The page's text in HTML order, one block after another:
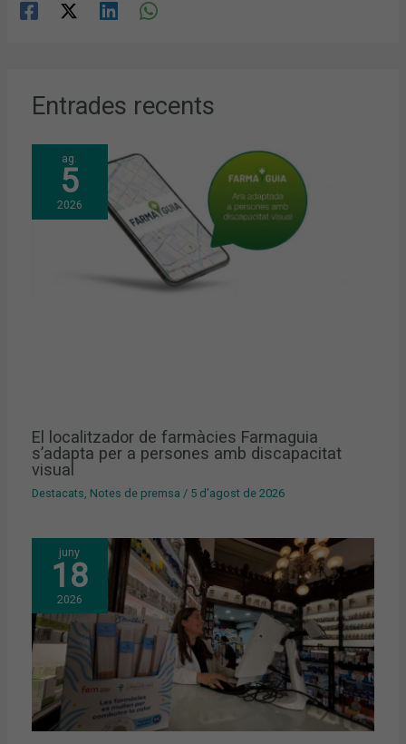
Entrades recents
ag.
5
2026
El localitzador de farmàcies Farmaguia
s’adapta per a persones amb discapacitat
visual
Destacats Notes de premsa / 5 d'agost de 2026
juny
18
2026